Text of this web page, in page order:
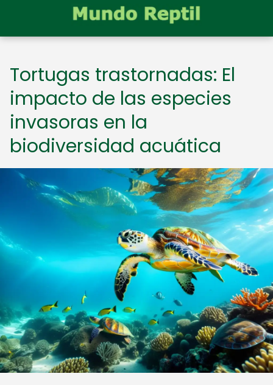
Tortugas trastornadas: El
impacto de las especies
invasoras en la
biodiversidad acuática